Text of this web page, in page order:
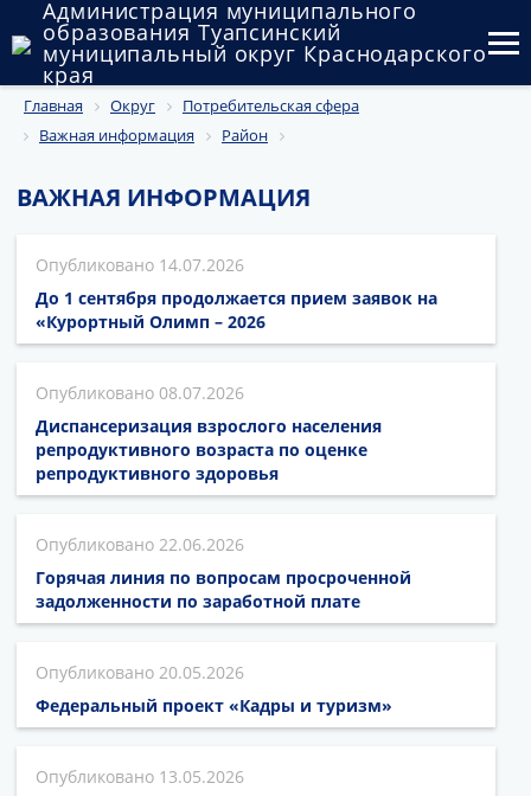
Администрация муниципального
образования Туапсинский
муниципальный округ Краснодарского
края
Округ
Государственный и муниципальный контроль
Муниципальное имущество
Документы
Главная Округ
Потребительская сфера
Важная информация
Район
ВАЖНАЯ ИНФОРМАЦИЯ
14.07.2026
До 1 сентября продолжается прием заявок на
«Курортный Олимп – 2026
08.07.2026
Диспансеризация взрослого населения
репродуктивного возраста по оценке
репродуктивного здоровья
22.06.2026
Горячая линия по вопросам просроченной
задолженности по заработной плате
20.05.2026
Федеральный проект «Кадры и туризм»
13.05.2026